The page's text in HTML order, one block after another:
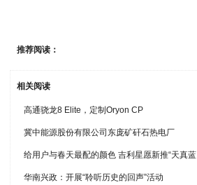
推荐阅读：
相关阅读
高通骁龙8 Elite，定制Oryon CP
冀中能源股份有限公司东庞矿矸石热电厂
给用户与春天最配的颜色 吉利星愿新推“天真蓝
华南兴政：开展“聆听历史的回声”活动